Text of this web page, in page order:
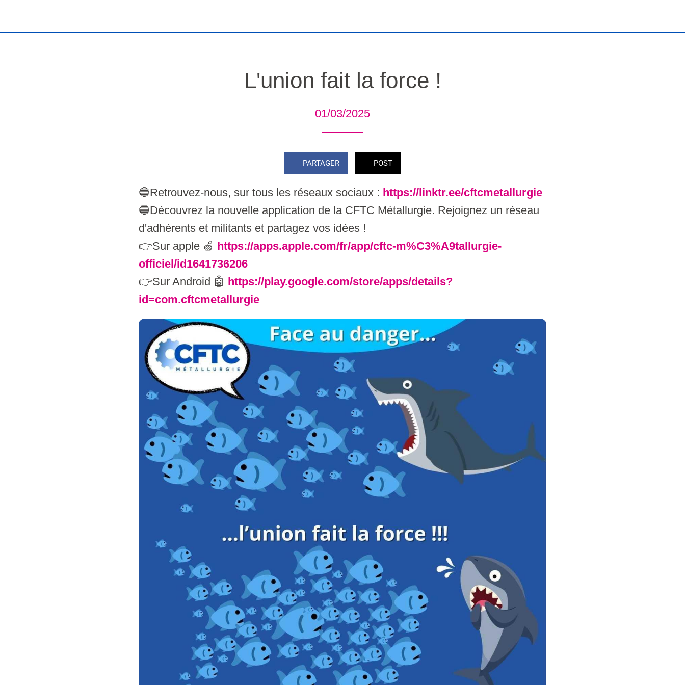
L'union fait la force !
01/03/2025
PARTAGER POST
🔵Retrouvez-nous, sur tous les réseaux sociaux : https://linktr.ee/cftcmetallurgie
🔵Découvrez la nouvelle application de la CFTC Métallurgie. Rejoignez un réseau
d'adhérents et militants et partagez vos idées !
👉Sur apple 🍏 https://apps.apple.com/fr/app/cftc-m%C3%A9tallurgie-
officiel/id1641736206
👉Sur Android 🤖 https://play.google.com/store/apps/details?
id=com.cftcmetallurgie